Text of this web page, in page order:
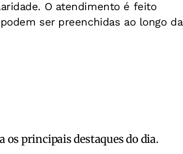
O atendimento é feito
ser preenchidas ao longo da
os principais destaques do dia.